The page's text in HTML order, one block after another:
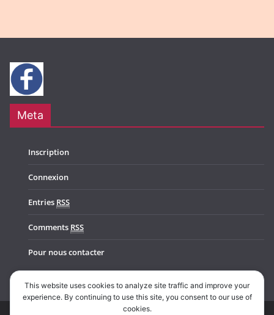
Meta
Inscription
Connexion
Entries RSS
Comments RSS
Pour nous contacter
This website uses cookies to analyze site traffic and improve your
experience. By continuing to use this site, you consent to our use of
cookies.